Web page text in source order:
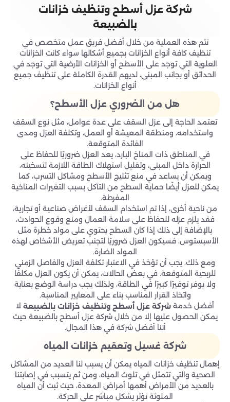
شركة عزل أسطح وتنظيف خزانات
بالضبيعة
تتم هذه العملية من خلال أفضل فريق عمل متخصص في
تنظيف كافة أنواع الخزانات بجميع أشكالها سواء كانت الخزانات
العلوية التي توجد على الأسطح أو الخزانات الأرضية التي توجد في
الحدائق أو بجانب المبنى، لديهم القدرة الكاملة على تنظيف جميع
أنواع الخزانات.
هل من الضروري عزل الأسطح؟
تعتمد الحاجة إلى عزل السقف على عدة عوامل، مثل نوع السقف
واستخدامه، ومنطقة المعيشة أو العمل، وتكلفة العزل ومدى
الفائدة المتوقعة.
في المناطق ذات المناخ البارد، يعد العزل ضروريًا للحفاظ على
الحرارة داخل المبنى، وتقليل استهلاك الطاقة اللازمة لتسخينه،
ويمكن أن يساعد في منع تثليج الأسطح ومشاكل التسرب، كما
يمكن للعزل أيضًا حماية السطح من التآكل بسبب التغيرات المناخية
المفرطة.
من ناحية أخرى، إذا تم استخدام السقف لأغراض صناعية أو تجارية،
فقد يلزم عزله للحفاظ على سلامة العمال ومنع وقوع الحوادث،
بالإضافة إلى ذلك إذا كان السطح يحتوي على مواد خطرة مثل
الأسبستوس، فسيكون العزل ضروريًا لتجنب تعريض الأشخاص لهذه
المواد الضارة.
ومع ذلك، يجب أن تؤخذ في الاعتبار تكلفة العزل والفاصل الزمني
للربحية المتوقعة. في بعض الحالات، يمكن أن يكون العزل مكلفًا
ولا يوفر توفيرًا كبيرًا في الطاقة، ولذلك يجب دراسة الوضع بعناية
واتخاذ القرار المناسب بناء على المعايير المناسبة.
أفضل خدمة شركة عزل أسطح وتنظيف خزانات بالضبيعة لا
يمكن الحصول عليها إلا من خلال شركة عزل أسطح بالضبيعة حيث
أننا أفضل شركة في هذا المجال.
شركة غسيل وتعقيم خزانات المياه
إهمال تنظيف خزانات المياه يمكن أن يسبب لنا العديد من المشاكل
الصحية والتي تتمثل في تلوث المياه، ومن ثم يتسبب في إصابتنا
بالعديد من الأمراض أهمها أمراض المعدة، حيث ثبت أن المياه
الملوثة تؤثر بشكل مباشر على الحركة.